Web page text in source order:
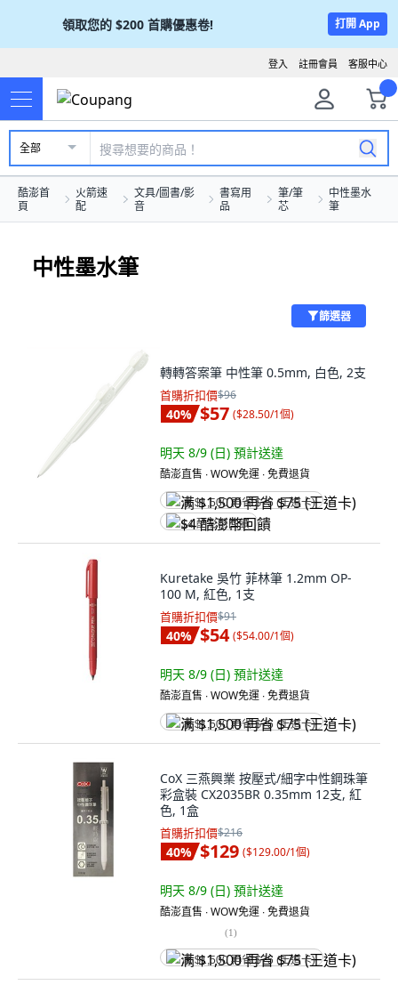
領取您的 $200 首購優惠卷! 打開 App
客服中心
註冊會員
登入
全部
酷澎首
頁
火箭速
配
文具/圖書/影
音
書寫用
品
筆/筆
芯
中性墨水
筆
中性墨水筆
篩選器
轉轉答案筆 中性筆 0.5mm, 白色, 2支
首購折扣價$96
40% $57 ($28.50/1個)
明天 8/9 (日) 預計送達
酷澎直售 ∙ WOW免運 ∙ 免費退貨
满 $1,500 再省 $75 (王道卡)
$4 酷澎幣回饋
Kuretake 吳竹 菲林筆 1.2mm OP-
100 M, 紅色, 1支
首購折扣價$91
40% $54 ($54.00/1個)
明天 8/9 (日) 預計送達
酷澎直售 ∙ WOW免運 ∙ 免費退貨
满 $1,500 再省 $75 (王道卡)
CoX 三燕興業 按壓式/細字中性鋼珠筆
彩盒裝 CX2035BR 0.35mm 12支, 紅
色, 1盒
首購折扣價$216
40% $129 ($129.00/1個)
明天 8/9 (日) 預計送達
酷澎直售 ∙ WOW免運 ∙ 免費退貨
(1)
满 $1,500 再省 $75 (王道卡)